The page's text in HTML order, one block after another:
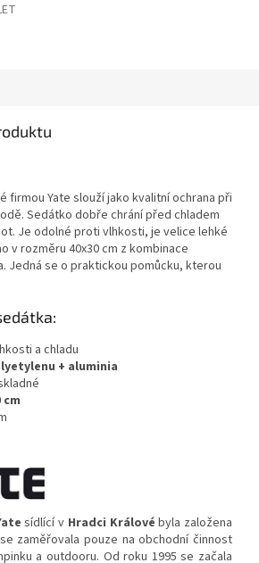
firmou Yate slouží jako kvalitní ochrana při
Sedátko dobře chrání před chladem
Je odolné proti vlhkosti, je velice lehké
v rozměru 40x30 cm z kombinace
Jedná se o praktickou pomůcku, kterou
a chladu
+ aluminia
cm
sídlící v Hradci Králové byla založena
zaměřovala pouze na obchodní činnost
a outdooru. Od roku 1995 se začala